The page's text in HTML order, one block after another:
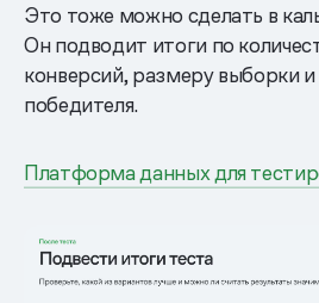
Это тоже можно сделать в
Он подводит итоги по
конверсий, размеру выборки
победителя.
Платформа данных для